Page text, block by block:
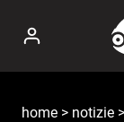
contenuto
home > notizie >